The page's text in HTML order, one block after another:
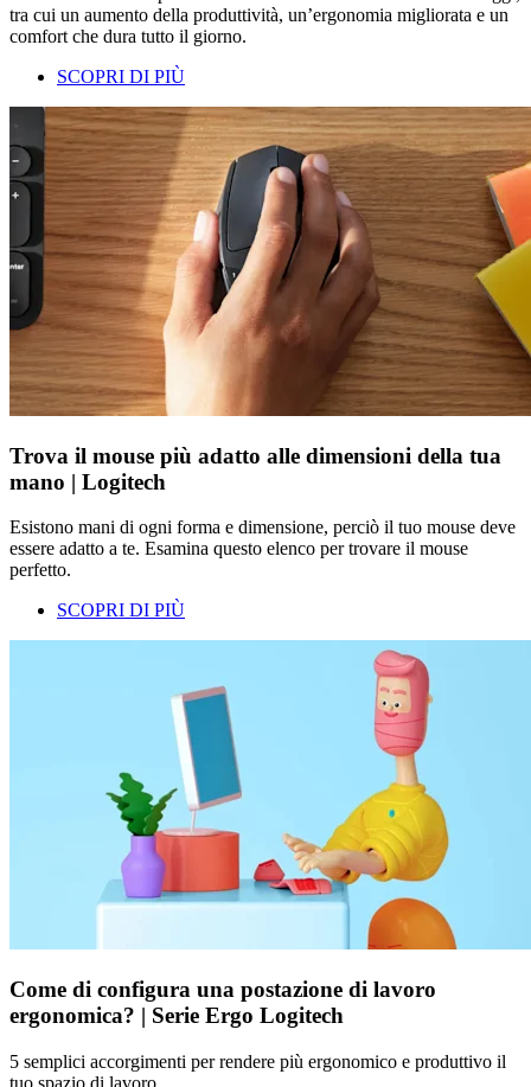
tra cui un aumento della produttività, un’ergonomia migliorata e un
comfort che dura tutto il giorno.
SCOPRI DI PIÙ
Trova il mouse più adatto alle dimensioni della tua
mano | Logitech
Esistono mani di ogni forma e dimensione, perciò il tuo mouse deve
essere adatto a te. Esamina questo elenco per trovare il mouse
perfetto.
SCOPRI DI PIÙ
Come di configura una postazione di lavoro
ergonomica? | Serie Ergo Logitech
5 semplici accorgimenti per rendere più ergonomico e produttivo il
tuo spazio di lavoro.